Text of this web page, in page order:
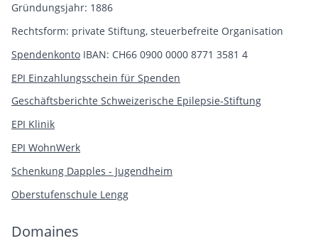
über online Testamentservice -
Beantwortung Ihrer Fragen per Live-Chat
Gründungsjahr: 1886
Rechtsform: private Stiftung, steuerbefreite Organisation
Spendenkonto IBAN: CH66 0900 0000 8771 3581 4
EPI Einzahlungsschein für Spenden
Geschäftsberichte Schweizerische Epilepsie-Stiftung
EPI Klinik
EPI WohnWerk
Schenkung Dapples - Jugendheim
Oberstufenschule Lengg
Domaines